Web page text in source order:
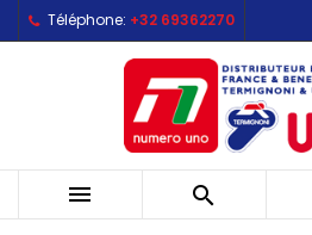
Téléphone: +32 69362270
 
Mes listes d'envies
Créer une nouvelle liste
((modalTitle))
((confirmMessage))
((cancelText))
Créer une liste
Nom de la liste d'envies
Connexion
Vous devez être connecté
à votre liste d'envies.